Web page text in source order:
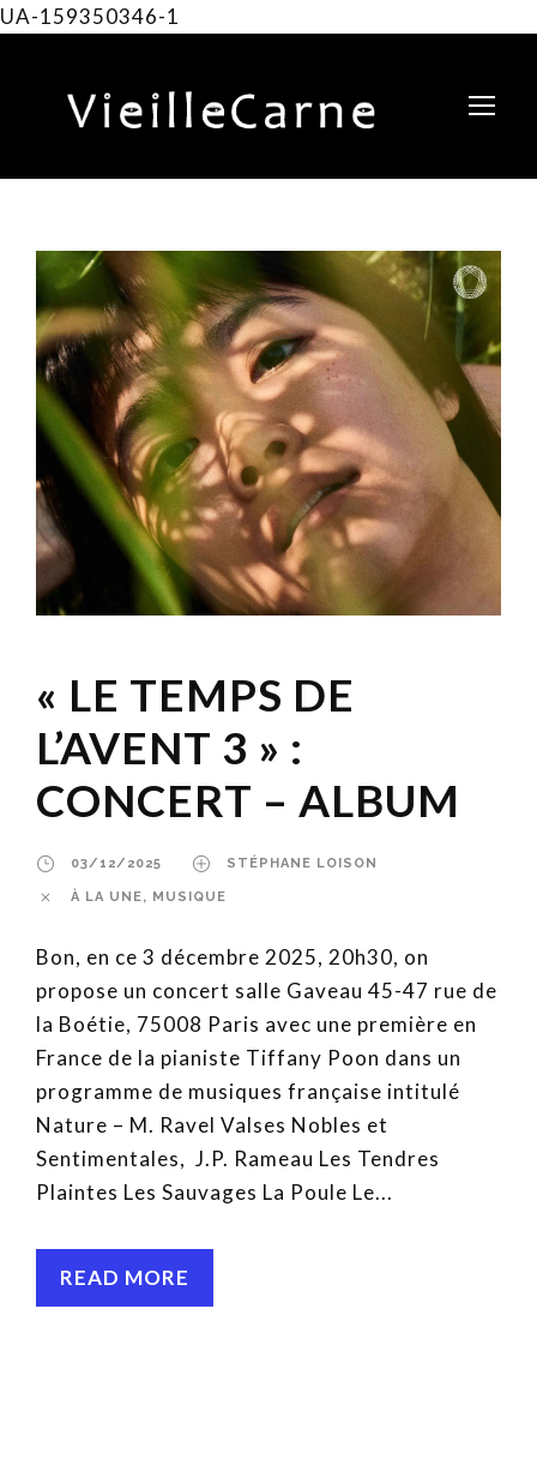
UA-159350346-1
« LE TEMPS DE
L’AVENT 3 » :
CONCERT – ALBUM
03/12/2025 STÉPHANE LOISON
À LA UNE, MUSIQUE
Bon, en ce 3 décembre 2025, 20h30, on
propose un concert salle Gaveau 45-47 rue de
la Boétie, 75008 Paris avec une première en
France de la pianiste Tiffany Poon dans un
programme de musiques française intitulé
Nature – M. Ravel Valses Nobles et
Sentimentales, J.P. Rameau Les Tendres
Plaintes Les Sauvages La Poule Le...
READ MORE